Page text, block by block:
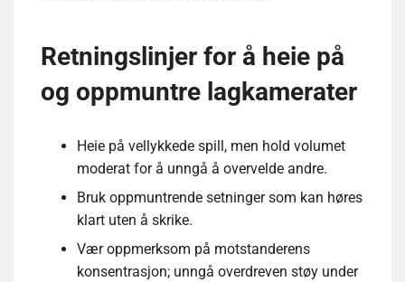
Retningslinjer for å heie på
og oppmuntre lagkamerater
Heie på vellykkede spill, men hold volumet
moderat for å unngå å overvelde andre.
Bruk oppmuntrende setninger som kan høres
klart uten å skrike.
Vær oppmerksom på motstanderens
konsentrasjon; unngå overdreven støy under